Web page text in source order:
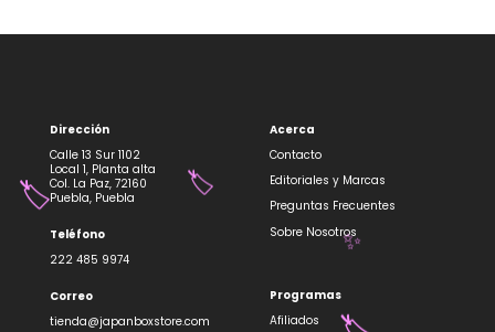
Dirección
Calle 13 Sur 1102
Local 1, Planta alta
Col. La Paz, 72160
Puebla, Puebla
Teléfono
222 485 9974
Correo
tienda@japanboxstore.com
Acerca
Contacto
Editoriales y Marcas
Preguntas Frecuentes
Sobre Nosotros
Programas
Afiliados
✨
🏷️